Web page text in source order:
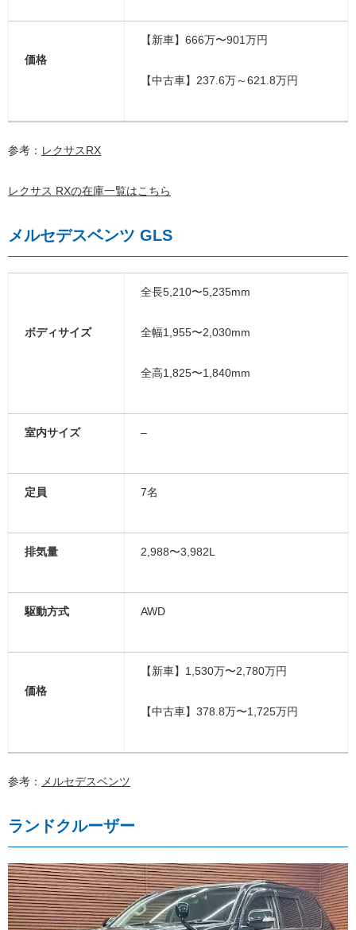
価格
【新車】666万〜901万円
【中古車】237.6万～621.8万円
参考： レクサスRX
レクサス RXの在庫一覧はこちら
メルセデスベンツ GLS
ボディサイズ
全長5,210〜5,235mm
全幅1,955〜2,030mm
全高1,825〜1,840mm
室内サイズ –
定員 7名
排気量 2,988〜3,982L
駆動方式 AWD
価格
【新車】 1,530万〜2,780万円
【中古車】378.8万〜1,725万円
参考： メルセデスベンツ
ランドクルーザー